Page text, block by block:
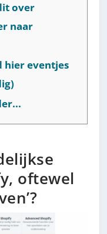
over
naar
hier eventjes
oftewel